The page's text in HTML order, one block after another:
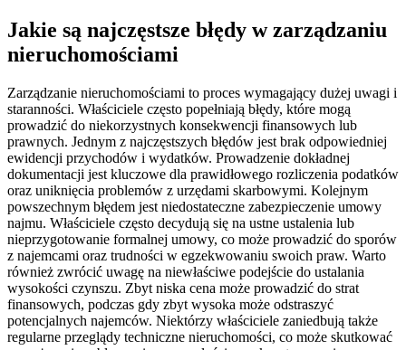
Jakie są najczęstsze błędy w zarządzaniu
nieruchomościami
Zarządzanie nieruchomościami to proces wymagający dużej uwagi i
staranności. Właściciele często popełniają błędy, które mogą
prowadzić do niekorzystnych konsekwencji finansowych lub
prawnych. Jednym z najczęstszych błędów jest brak odpowiedniej
ewidencji przychodów i wydatków. Prowadzenie dokładnej
dokumentacji jest kluczowe dla prawidłowego rozliczenia podatków
oraz uniknięcia problemów z urzędami skarbowymi. Kolejnym
powszechnym błędem jest niedostateczne zabezpieczenie umowy
najmu. Właściciele często decydują się na ustne ustalenia lub
nieprzygotowanie formalnej umowy, co może prowadzić do sporów
z najemcami oraz trudności w egzekwowaniu swoich praw. Warto
również zwrócić uwagę na niewłaściwe podejście do ustalania
wysokości czynszu. Zbyt niska cena może prowadzić do strat
finansowych, podczas gdy zbyt wysoka może odstraszyć
potencjalnych najemców. Niektórzy właściciele zaniedbują także
regularne przeglądy techniczne nieruchomości, co może skutkować